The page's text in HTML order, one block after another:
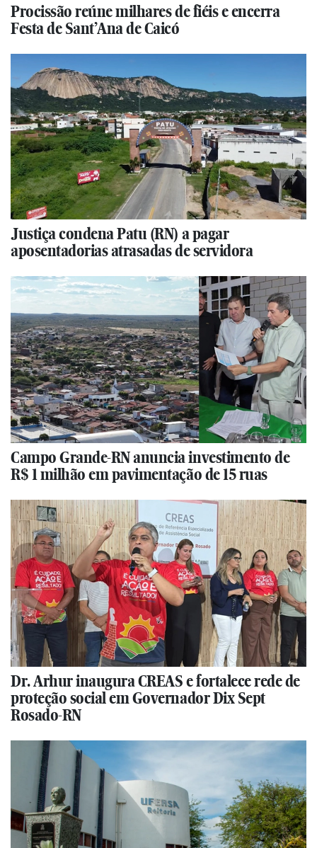
Procissão reúne milhares de fiéis e encerra
Festa de Sant’Ana de Caicó
Justiça condena Patu (RN) a pagar
aposentadorias atrasadas de servidora
Campo Grande-RN anuncia investimento de
R$ 1 milhão em pavimentação de 15 ruas
Dr. Arhur inaugura CREAS e fortalece rede de
proteção social em Governador Dix Sept
Rosado-RN